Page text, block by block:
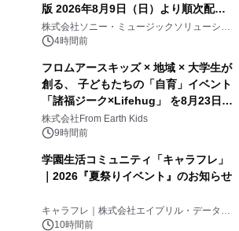
版 2026年8月9日（日）より順次配信
開始
株式会社ソニー・ミュージックソリューショ
ンズ4時間前
フロムアースキッズ × 地域 × 大学生が
創る、 子どもたちの「自育」イベント
「諸福ジーク×Lifehug」 を8月23日
(日)開催
株式会社From Earth Kids
9時間前
学園生活コミュニティ「キャラフレ」
｜2026『夏祭りイベント』のお知らせ
キャラフレ｜株式会社エイプリル・データ・
デザインズ
10時間前